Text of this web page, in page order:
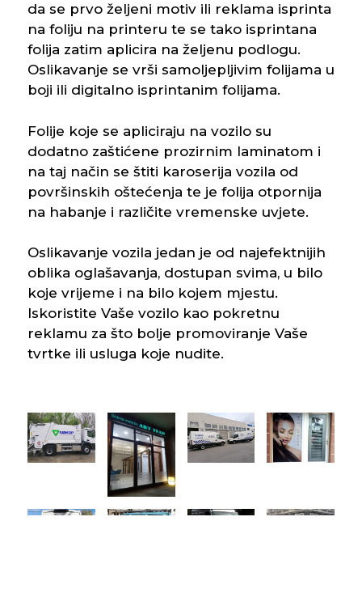
da se prvo željeni motiv ili reklama isprinta
na foliju na printeru te se tako isprintana
folija zatim aplicira na željenu podlogu.
Oslikavanje se vrši samoljepljivim folijama u
boji ili digitalno isprintanim folijama.
Folije koje se apliciraju na vozilo su
dodatno zaštićene prozirnim laminatom i
na taj način se štiti karoserija vozila od
površinskih oštećenja te je folija otpornija
na habanje i različite vremenske uvjete.
Oslikavanje vozila jedan je od najefektnijih
oblika oglašavanja, dostupan svima, u bilo
koje vrijeme i na bilo kojem mjestu.
Iskoristite Vaše vozilo kao pokretnu
reklamu za što bolje promoviranje Vaše
tvrtke ili usluga koje nudite.